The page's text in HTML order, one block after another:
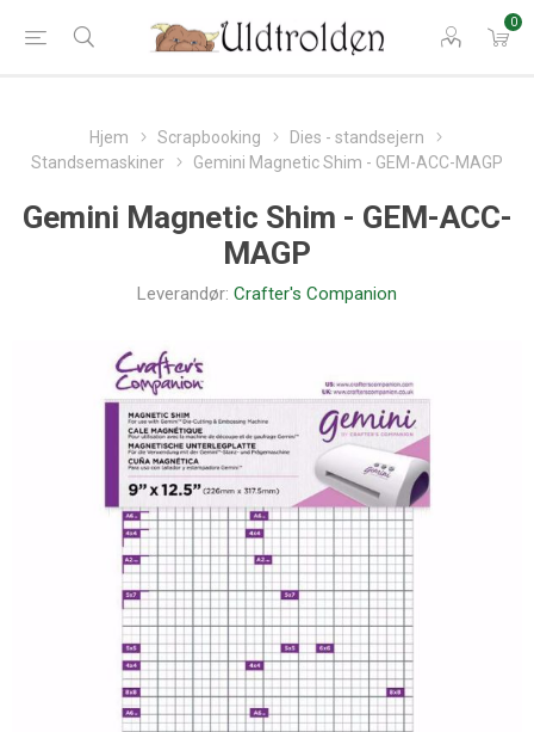
0
Hjem Scrapbooking
Dies - standsejern
Standsemaskiner
Gemini Magnetic Shim - GEM-ACC-MAGP
Gemini Magnetic Shim - GEM-ACC-
MAGP
Leverandør: Crafter's Companion